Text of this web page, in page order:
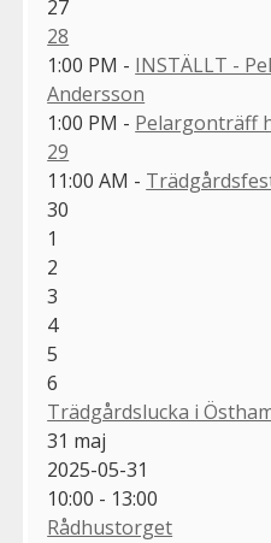
27
28
1:00 PM - INSTÄLLT -
Andersson
1:00 PM - Pelargonträff
29
11:00 AM -
30
1
2
3
4
5
6
Trädgårdslucka i
31 maj
2025-05-31
10:00 - 13:00
Rådhustorget